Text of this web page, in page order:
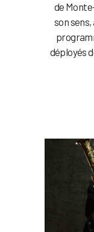
de
son
déployés